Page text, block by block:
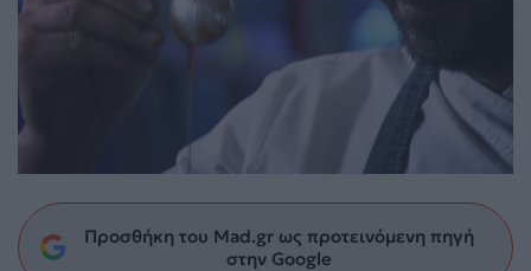
Προσθήκη του Mad.gr ως προτεινόμενη πηγή
στην Google